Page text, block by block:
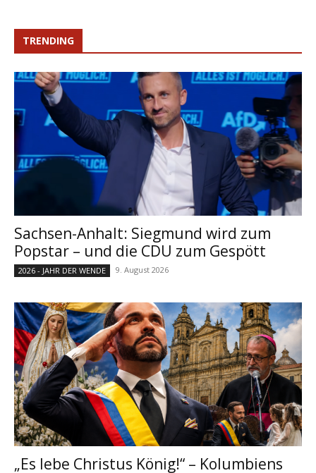
TRENDING
Sachsen-Anhalt: Siegmund wird zum
Popstar – und die CDU zum Gespött
2026 - JAHR DER WENDE 9. August 2026
„Es lebe Christus König!“ – Kolumbiens